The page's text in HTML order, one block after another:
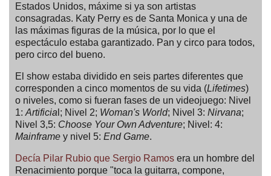
Estados Unidos, máxime si ya son artistas
consagradas. Katy Perry es de Santa Monica y una de
las máximas figuras de la música, por lo que el
espectáculo estaba garantizado. Pan y circo para todos,
pero circo del bueno.
El show estaba dividido en seis partes diferentes que
corresponden a cinco momentos de su vida (Lifetimes)
o niveles, como si fueran fases de un videojuego: Nivel
1: Artificia l; Nivel 2; Woman's World; Nivel 3: Nirvana;
Nivel 3,5: Choose Your Own Adventure; Nivel: 4:
Mainframe y nivel 5: End Game.
Decía Pilar Rubio que Sergio Ramos era un hombre del
Renacimiento porque "toca la guitarra, compone,